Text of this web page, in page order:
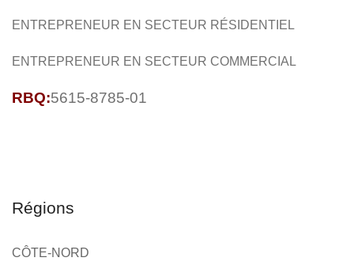
ENTREPRENEUR EN SECTEUR RÉSIDENTIEL
ENTREPRENEUR EN SECTEUR COMMERCIAL
RBQ:5615-8785-01
Régions
CÔTE-NORD